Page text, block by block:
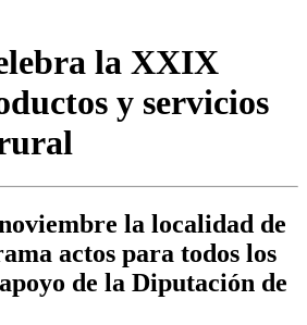
la XXIX
y servicios
la localidad de
actos para todos los
de la Diputación de